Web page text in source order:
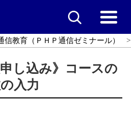
信教育（ＰＨＰ通信ゼミナール）
し込み》コースの
入力